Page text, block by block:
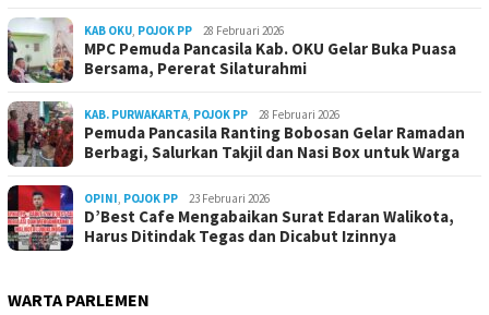
KAB OKU POJOK PP 28 Februari 2026
MPC Pemuda Pancasila Kab. OKU Gelar Buka Puasa
Bersama, Pererat Silaturahmi
KAB. PURWAKARTA POJOK PP 28 Februari 2026
Pemuda Pancasila Ranting Bobosan Gelar Ramadan
Berbagi, Salurkan Takjil dan Nasi Box untuk Warga
OPINI POJOK PP 23 Februari 2026
D’Best Cafe Mengabaikan Surat Edaran Walikota,
Harus Ditindak Tegas dan Dicabut Izinnya
WARTA PARLEMEN